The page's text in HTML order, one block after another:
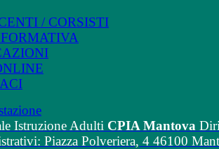
/ CORSISTI
Istruzione Adulti CPIA Mantova
Piazza Polveriera, 4 46100